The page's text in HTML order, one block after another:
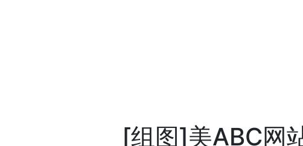
[组图]美ABC网